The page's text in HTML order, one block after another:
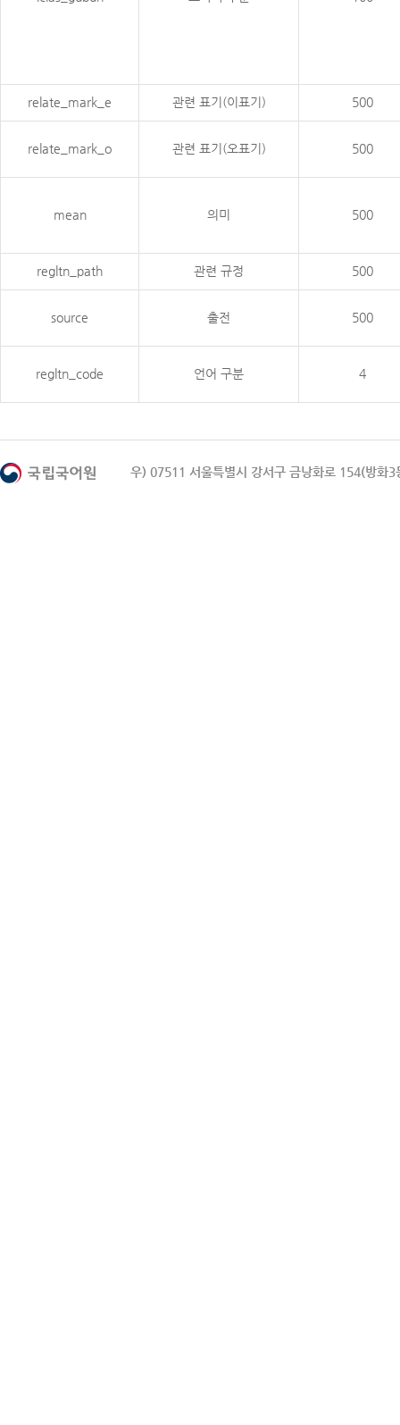
relate_mark_e 관련 표기(이표기) 500
relate_mark_o 관련 표기(오표기) 500
mean 의미 500
regltn_path 관련 규정 500
source 출전 500
regltn_code 언어 구분 4
우) 07511 서울특별시 강서구 금낭화로 154(방화3